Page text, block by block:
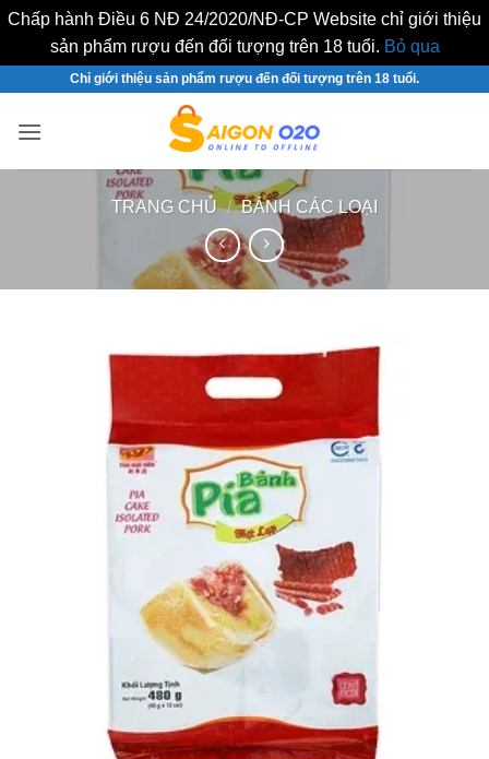
Chấp hành Điều 6 NĐ 24/2020/NĐ-CP Website chỉ giới thiệu
sản phẩm rượu đến đối tượng trên 18 tuổi. Bỏ qua
nội
Chỉ giới thiệu sản phẩm rượu đến đối tượng trên 18 tuổi.
TRANG CHỦ / BÁNH CÁC LOẠI